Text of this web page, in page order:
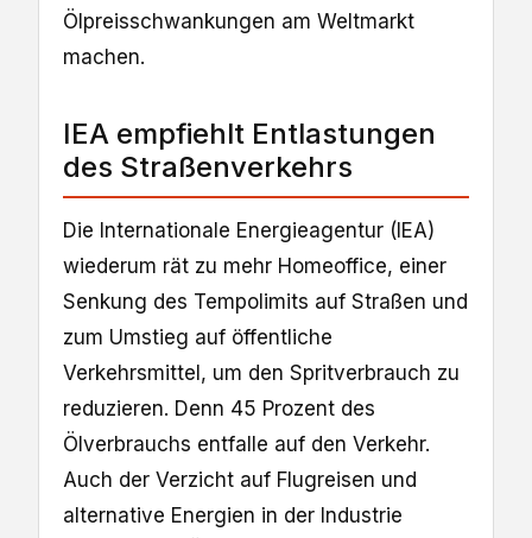
Ölpreisschwankungen am Weltmarkt
machen.
IEA empfiehlt Entlastungen
des Straßenverkehrs
Die Internationale Energieagentur (IEA)
wiederum rät zu mehr Homeoffice, einer
Senkung des Tempolimits auf Straßen und
zum Umstieg auf öffentliche
Verkehrsmittel, um den Spritverbrauch zu
reduzieren. Denn 45 Prozent des
Ölverbrauchs entfalle auf den Verkehr.
Auch der Verzicht auf Flugreisen und
alternative Energien in der Industrie